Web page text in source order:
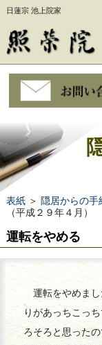
日蓮宗 池上院家
表紙＞ 隠居からの手
（平成２９年４月）
運転をやめる
運転をやめまし
りがあっちこっ
ろそろと思った